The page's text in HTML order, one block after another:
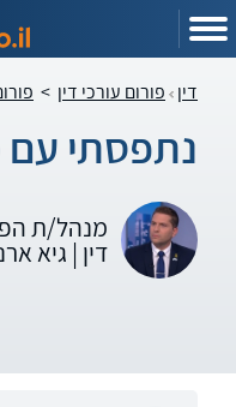
דין פורום עורכי דין >
נתפסתי
מנהל/ת
דין | גיא